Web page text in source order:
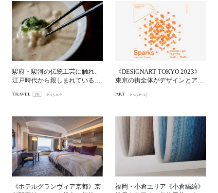
駿府・駿河の伝統工芸に触れ、
江戸時代から親しまれている食
TRAVEL 2023.11.8
《DESIGNART TOKYO 2023》
東京の街全体がデザインとアー
ART 2023.10.27
《ホテルグランヴィア京都》京
福岡・小倉エリア《小倉縞縞》